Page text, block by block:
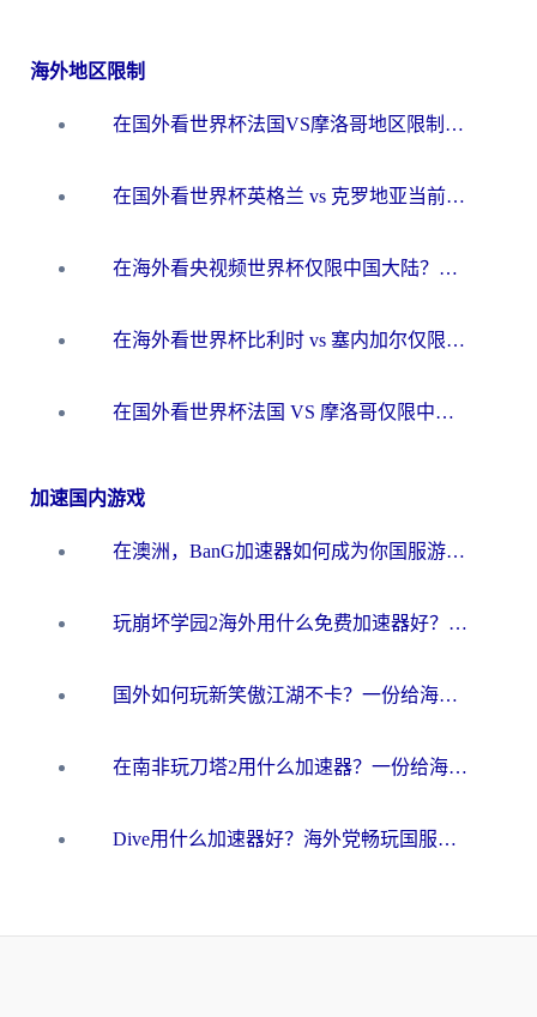
海外地区限制
在国外看世界杯法国VS摩洛哥地区限制？这篇指南让你流畅看中文解说无压力
在国外看世界杯英格兰 vs 克罗地亚当前地区不可播放？这篇指南帮你搞定所有海外观赛难题
在海外看央视频世界杯仅限中国大陆？这篇指南帮你解锁中文解说+无卡顿直播
在海外看世界杯比利时 vs 塞内加尔仅限中国大陆？我找到了最流畅的中文解说之路
在国外看世界杯法国 VS 摩洛哥仅限中国大陆？海外党这样看中文解说赛事不卡顿
加速国内游戏
在澳洲，BanG加速器如何成为你国服游戏的“时光机”？
玩崩坏学园2海外用什么免费加速器好？2026海外党亲测国服游戏加速指南
国外如何玩新笑傲江湖不卡？一份给海外游子的终极网络指南
在南非玩刀塔2用什么加速器？一份给海外游子的终极生存指南
Dive用什么加速器好？海外党畅玩国服游戏的终极避坑指南